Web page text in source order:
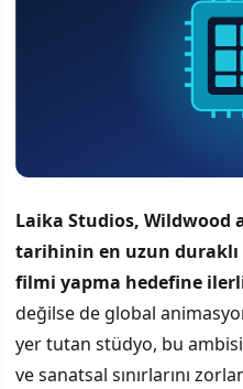
Laika Studios, Wildwood
tarihinin en uzun
filmi yapma hedefine
değilse de global
yer tutan stüdyo, bu
ve sanatsal sınırlarını